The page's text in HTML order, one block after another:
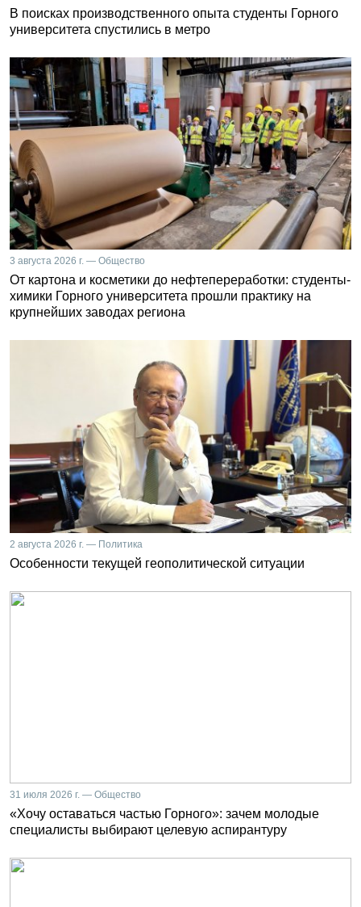
В поисках производственного опыта студенты Горного
университета спустились в метро
3 августа 2026 г. — Общество
От картона и косметики до нефтепереработки: студенты-
химики Горного университета прошли практику на
крупнейших заводах региона
2 августа 2026 г. — Политика
Особенности текущей геополитической ситуации
31 июля 2026 г. — Общество
«Хочу оставаться частью Горного»: зачем молодые
специалисты выбирают целевую аспирантуру